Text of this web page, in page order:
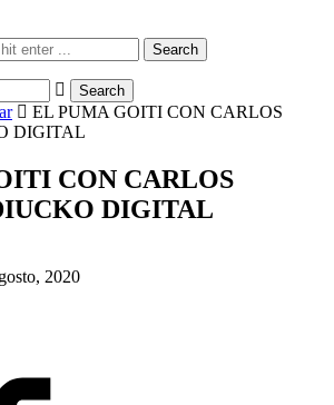
EL PUMA GOITI CON CARLOS
DIGITAL
CON CARLOS
DIGITAL
2020